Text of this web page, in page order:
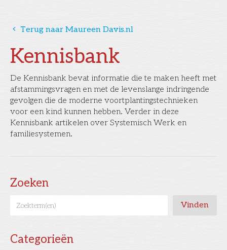
Kennisbank
De Kennisbank bevat informatie die te maken heeft met
afstammingsvragen en met de levenslange indringende
gevolgen die de moderne voortplantingstechnieken
voor een kind kunnen hebben. Verder in deze
Kennisbank artikelen over Systemisch Werk en
familiesystemen.
Zoeken
Categorieën
󰅁 Terug naar Maureen Davis.nl